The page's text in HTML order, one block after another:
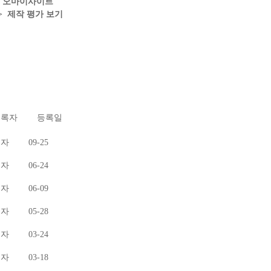
작 평가 보기
자 등록일
09-25
06-24
06-09
05-28
03-24
03-18